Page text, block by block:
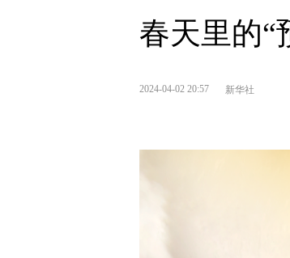
春天里的“
2024-04-02 20:57 新华社